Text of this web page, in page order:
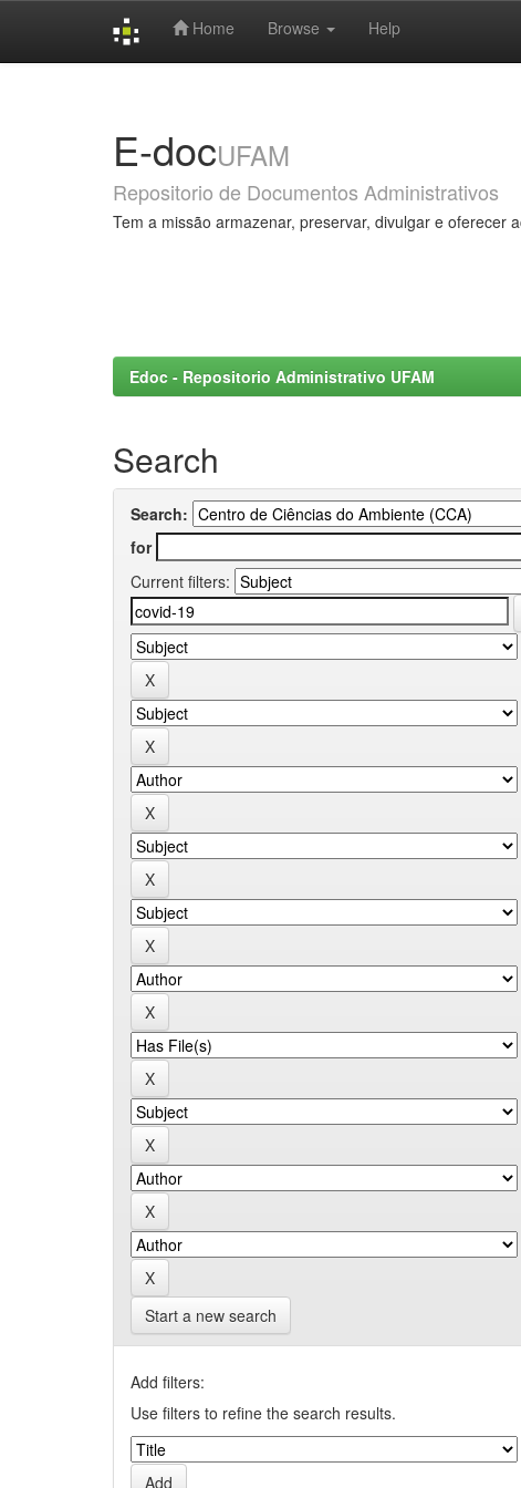
Home Browse Help
E-docUFAM
Repositorio de Documentos Administrativos
Tem a missão armazenar, preservar, divulgar e oferecer
Edoc - Repositorio Administrativo UFAM
Search
Search:
for
Current filters:
Start a new search
Add filters:
Use filters to refine the search results.